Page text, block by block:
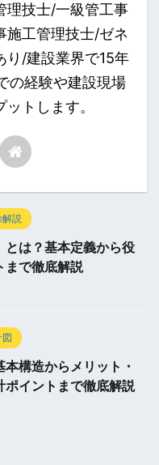
理技士/一級管工事
施工管理技士/ゼネ
り/建設業界で15年
の経験や建設現場
トします。
解説
とは？基本定義から役
まで徹底解説
図
構造からメリット・
ポイントまで徹底解説